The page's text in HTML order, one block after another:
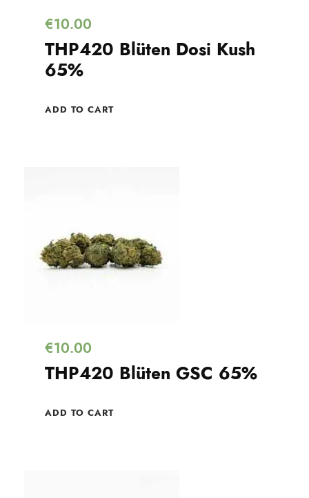
€10.00
THP420 Blüten Dosi Kush
65%
ADD TO CART
€10.00
THP420 Blüten GSC 65%
ADD TO CART